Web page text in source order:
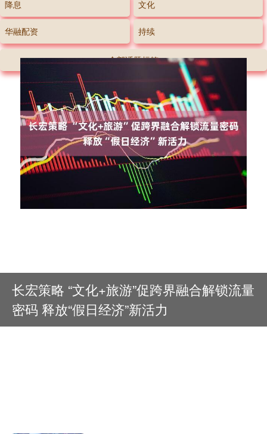
降息 文化
华融配资 持续
全部话题标签
长宏策略 “文化+旅游”促跨界融合解锁流量
密码 释放“假日经济”新活力